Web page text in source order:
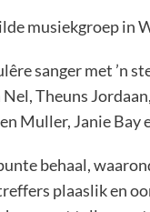
musiekgroep
sanger met
Theuns
Muller, Janie
behaal,
plaaslik en